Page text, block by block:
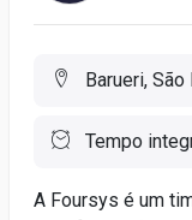
Barueri,
Tempo
A Foursys é um